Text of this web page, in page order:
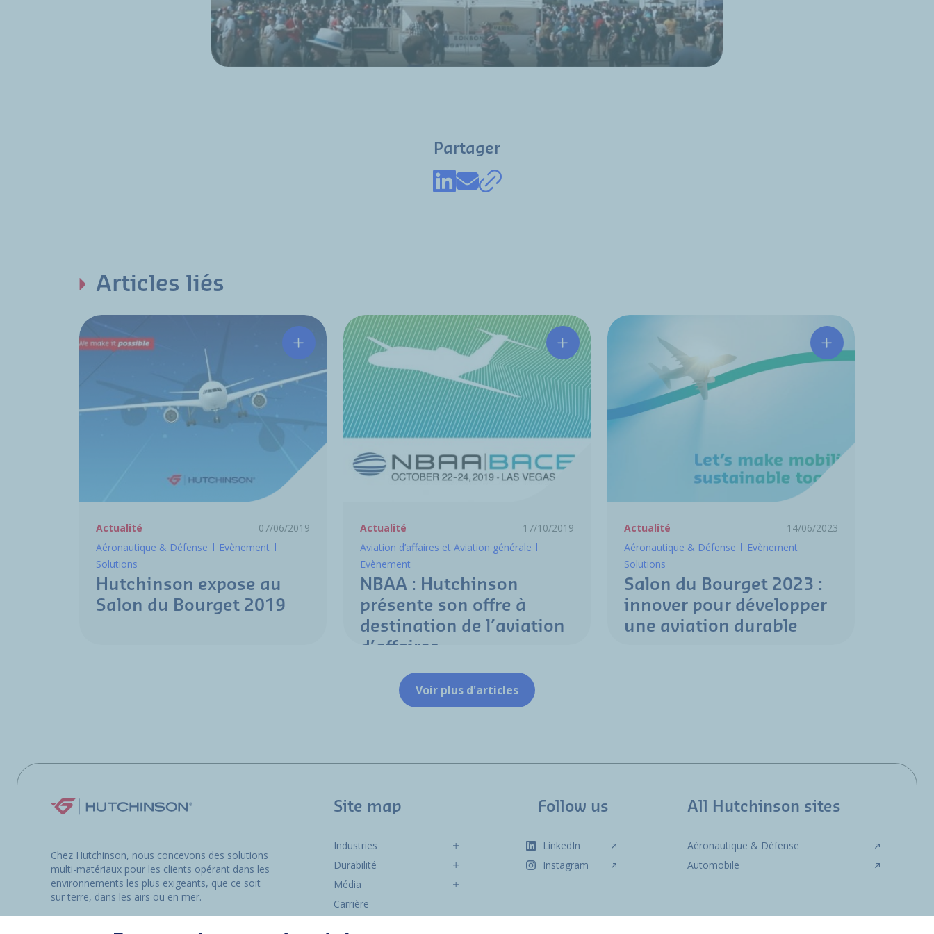
Partager
Articles liés
Hutchinson expose au Salon du Bourget 2019
Actualité
07/06/2019
Aéronautique & Défense
Evènement
Solutions
Hutchinson expose au
Salon du Bourget 2019
NBAA : Hutchinson présente son offre à destination de l’aviation
Actualité
17/10/2019
Aviation d’affaires et Aviation générale
Evènement
NBAA : Hutchinson
présente son offre à
destination de l’aviation
d’affaires
Salon du Bourget
Actualité
14/06/2023
Aéronautique & Défense
Evènement
Solutions
Salon du Bourget 2023 :
innover pour développer
une aviation durable
Voir plus d'articles
Chez Hutchinson, nous concevons des solutions
multi-matériaux pour les clients opérant dans les
environnements les plus exigeants, que ce soit
sur terre, dans les airs ou en mer.
Site map
Industries
Durabilité
Média
Carrière
Follow us
LinkedIn
Instagram
All Hutchinson sites
Aéronautique & Défense
Automobile